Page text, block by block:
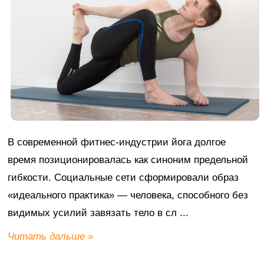
В современной фитнес-индустрии йога долгое
время позиционировалась как синоним предельной
гибкости. Социальные сети сформировали образ
«идеального практика» — человека, способного без
видимых усилий завязать тело в сл ...
Читать дальше »